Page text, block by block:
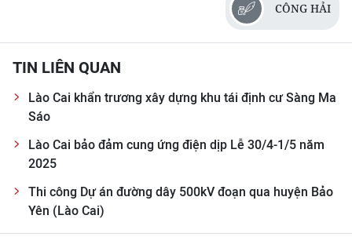
CÔNG HẢI
TIN LIÊN QUAN
Lào Cai khẩn trương xây dựng khu tái định cư Sàng Ma
Sáo
Lào Cai bảo đảm cung ứng điện dịp Lễ 30/4-1/5 năm
2025
Thi công Dự án đường dây 500kV đoạn qua huyện Bảo
Yên (Lào Cai)